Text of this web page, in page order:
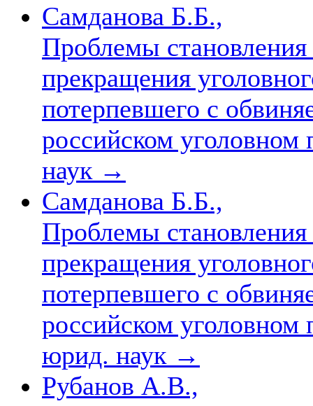
Самданова Б.Б.,
Проблемы становления
прекращения
потерпевшего с
российском
наук →
Самданова Б.Б.,
Проблемы становления
прекращения
потерпевшего с
российском уголовном
юрид. наук →
Рубанов А.В.,